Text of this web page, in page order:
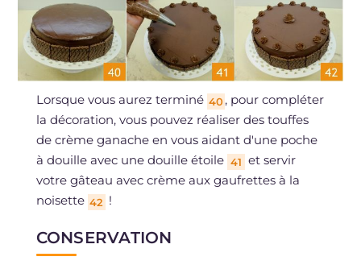
Lorsque vous aurez terminé 40 , pour compléter
la décoration, vous pouvez réaliser des touffes
de crème ganache en vous aidant d'une poche
à douille avec une douille étoile 41 et servir
votre gâteau avec crème aux gaufrettes à la
noisette 42 !
CONSERVATION